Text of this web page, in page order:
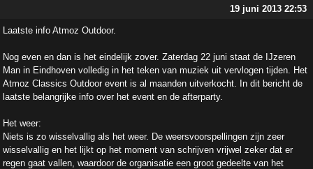
19 juni 2013 22:53
Laatste info Atmoz Outdoor.
Nog even en dan is het eindelijk zover. Zaterdag 22 juni staat de IJzeren
Man in Eindhoven volledig in het teken van muziek uit vervlogen tijden. Het
Atmoz Classics Outdoor event is al maanden uitverkocht. In dit bericht de
laatste belangrijke info over het event en de afterparty.
Het weer:
Niets is zo wisselvallig als het weer. De weersvoorspellingen zijn zeer
wisselvallig en het lijkt op het moment van schrijven vrijwel zeker dat er
regen gaat vallen, waardoor de organisatie een groot gedeelte van het